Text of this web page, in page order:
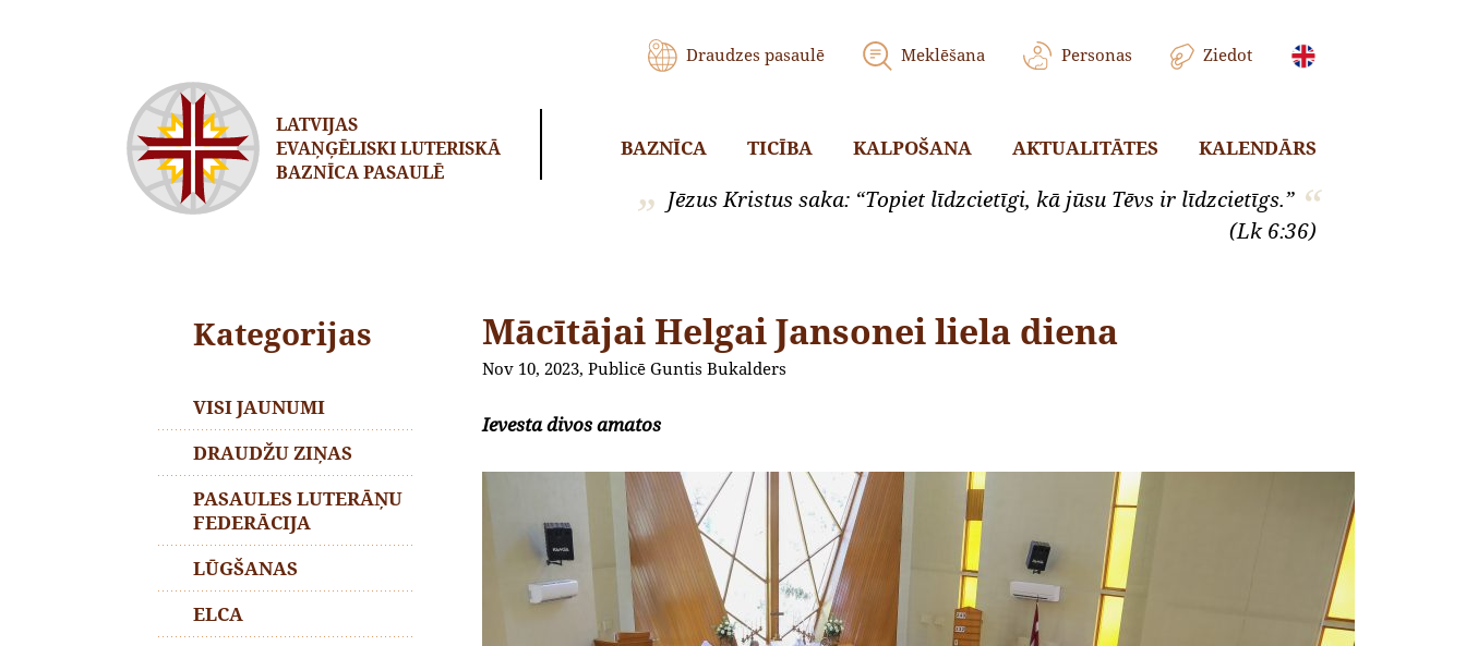
LATVIJAS
EVAŅĢĒLISKI LUTERISKĀ
BAZNĪCA PASAULĒ
Draudzes pasaulē Meklēšana Personas Ziedot
BAZNĪCA TICĪBA KALPOŠANA AKTUALITĀTES KALENDĀRS
Jēzus Kristus saka: “Topiet līdzcietīgi, kā jūsu Tēvs ir līdzcietīgs.”
(Lk 6:36)
Kategorijas
VISI JAUNUMI
DRAUDŽU ZIŅAS
PASAULES LUTERĀŅU
FEDERĀCIJA
LŪGŠANAS
ELCA
Mācītājai Helgai Jansonei liela diena
Nov 10, 2023, Publicē Guntis Bukalders
Ievesta divos amatos